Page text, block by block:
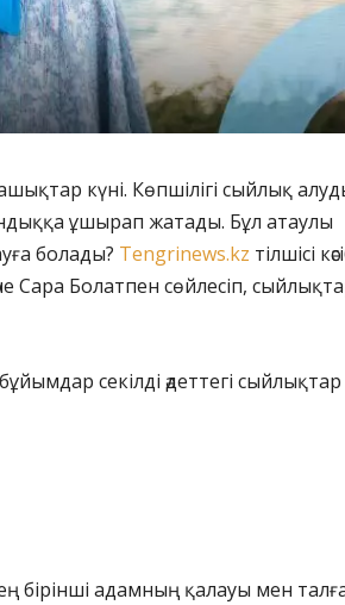
күні. Көпшілігі сыйлық
ұшырап жатады. Бұл атаулы
болады? Tengrinews.kz тілшісі
Сара Болатпен сөйлесіп,
секілді әдеттегі сыйлықтар
ең бірінші адамның қалауы мен